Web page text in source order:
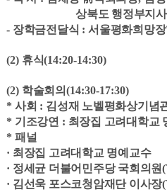
상북도 행정부지사
- 장학금전달식 :서울평화희망
(2) 휴식(14:20-14:30)
(2) 학술회의 (14:30-17:30)
* 사회 : 김성재 노벨평화상기념
* 기조강연 : 최장집 고려대학교
* 패널
· 최장집 고려대학교 명예교수
· 정세균 더불어민주당 국회의원(
· 김선욱 포스코청암재단 이사장(